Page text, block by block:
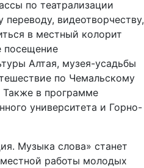
по театрализации
видеотворчеству,
в местный колорит
посещение
Алтая, музея-усадьбы
по Чемальскому
в программе
университета и Горно-
Музыка слова» станет
работы молодых